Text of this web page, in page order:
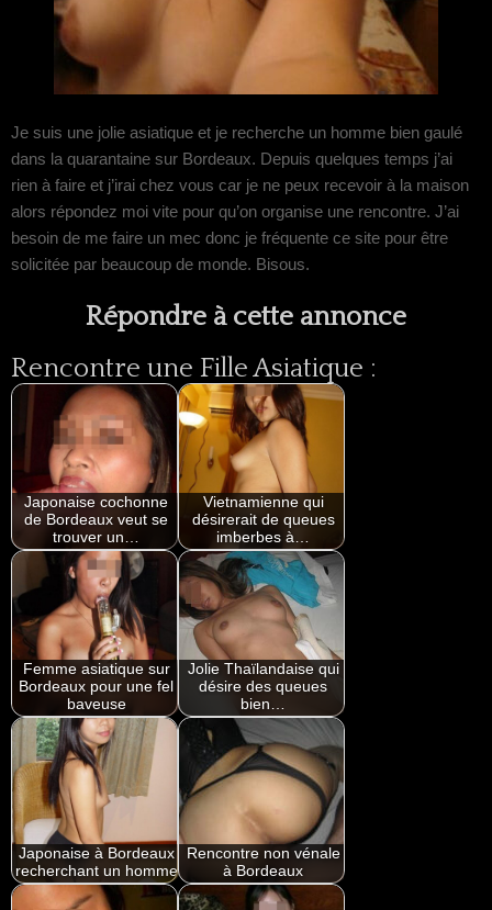
Je suis une jolie asiatique et je recherche un homme bien gaulé
dans la quarantaine sur Bordeaux. Depuis quelques temps j’ai
rien à faire et j’irai chez vous car je ne peux recevoir à la maison
alors répondez moi vite pour qu’on organise une rencontre. J’ai
besoin de me faire un mec donc je fréquente ce site pour être
solicitée par beaucoup de monde. Bisous.
Répondre à cette annonce
Rencontre une Fille Asiatique :
Japonaise cochonne
de Bordeaux veut se
trouver un…
Vietnamienne qui
désirerait de queues
imberbes à…
Femme asiatique sur
Bordeaux pour une fel
baveuse
Jolie Thaïlandaise qui
désire des queues
bien…
Japonaise à Bordeaux
recherchant un homme
Rencontre non vénale
à Bordeaux